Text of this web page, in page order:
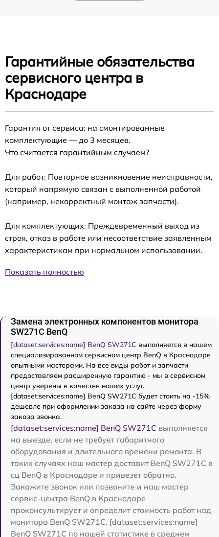
Гарантийные обязательства
сервисного центра в
Краснодаре
Гарантия от сервиса: на смонтированные
комплектующие — до 3 месяцев.
Что считается гарантийным случаем?
Для работ: Повторное возникновение неисправности,
который напрямую связан с выполненной работой
(например, некорректный монтаж запчасти).
Для комплектующих: Преждевременный выход из
строя, отказ в работе или несоответствие заявленным
характеристикам при нормальном использовании.
Показать полностью
Замена электронных компонентов монитора
SW271C BenQ
[dataset:services:name] BenQ SW271C выполняется в нашем
специализированном сервисном центр BenQ в Краснодаре
опытными мастерами. На все виды работ и запчасти
предоставляем расширенную гарантию - мы в сервисном
центр уверены в качестве наших услуг.
[dataset:services:name] BenQ SW271C будет стоить на -15%
дешевле при оформлении заказа на сайте через форму
заказа звонка.
[dataset:services:name] BenQ SW271C выполняется
на выезде, если не требует габаритного
оборудования и длительного времени ремонта. В
таких случаях наш мастер доставит BenQ SW271C в
сц BenQ в Краснодаре и привезет обратно.
Закажите звонок или позвоните и наш мастер
сервис-центра BenQ в Краснодаре
проконсультирует и определит стоимость работ над
монитора BenQ SW271C. [dataset:services:name]
BenQ SW271C по нашей статистике в среднем